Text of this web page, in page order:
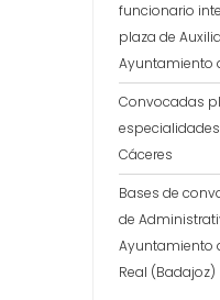
funcionario
plaza de
Ayuntamiento
Convocadas
Cáceres
Bases de
de
Ayuntamiento
Real (Badajoz)